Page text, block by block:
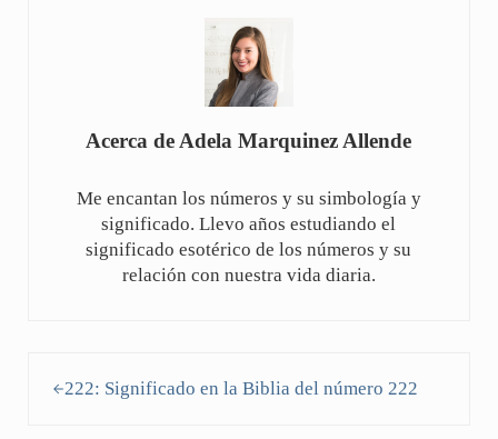
Acerca deAdela Marquinez Allende
Me encantan los números y su simbología y
significado. Llevo años estudiando el
significado esotérico de los números y su
relación con nuestra vida diaria.
222: Significado en la Biblia del número 222